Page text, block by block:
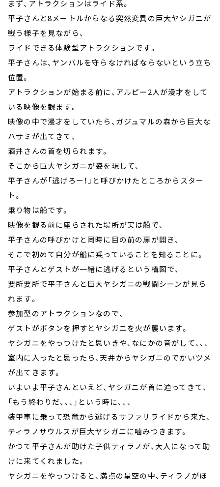
まず、アトラクションはライド系。
平子さんと8メートルからなる突然変異の巨大ヤシガニが
戦う様子を見ながら、
ライドできる体験型アトラクションです。
平子さんは、ヤンバルを守らなければならないという立ち
位置。
アトラクションが始まる前に、アルピー2人が漫才をして
いる映像を観ます。
映像の中で漫才をしていたら、ガジュマルの森から巨大な
ハサミが出てきて、
酒井さんの首を切られます。
そこから巨大ヤシガニが姿を現して、
平子さんが「逃げろー！」と呼びかけたところからスター
ト。
乗り物は船です。
映像を観る前に座らされた場所が実は船で、
平子さんの呼びかけと同時に目の前の扉が開き、
そこで初めて自分が船に乗っていることを知ることに。
平子さんとゲストが一緒に逃げるという構図で、
要所要所で平子さんと巨大ヤシガニの戦闘シーンが見ら
れます。
参加型のアトラクションなので、
ゲストがボタンを押すとヤシガニを火が襲います。
ヤシガニをやっつけたと思いきや、なにかの音がして、、、
室内に入ったと思ったら、天井からヤシガニのでかいツメ
が出てきます。
いよいよ平子さんといえど、ヤシガニが首に迫ってきて、
「もう終わりだ、、、」という時に、、、
装甲車に乗って恐竜から逃げるサファリライドから来た、
ティラノサウルスが巨大ヤシガニに噛みつきます。
かつて平子さんが助けた子供ティラノが、大人になって助
けに来てくれました。
ヤシガニをやっつけると、満点の星空の中、ティラノがほ